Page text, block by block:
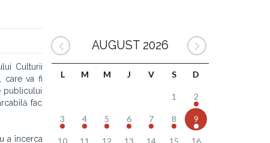
Culturii
care va fi
publicului
fac
a încerca
AUGUST 2026
L M M J V S D
1 2
3 4 5 6 7 8 9
10 11 12 13 14 15 16